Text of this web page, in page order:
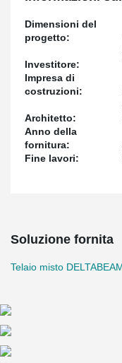
Dimensioni del
progetto:
Investitore:
Impresa di
costruzioni:
Architetto:
Anno della
fornitura:
Fine lavori:
Soluzione fornita
Telaio misto